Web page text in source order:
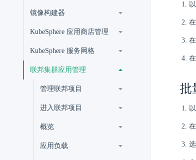
镜像构建器
KubeSphere 应用商店管理
KubeSphere 服务网格
联邦集群应用管理
管理联邦项目
进入联邦项目
概览
应用负载
在
批